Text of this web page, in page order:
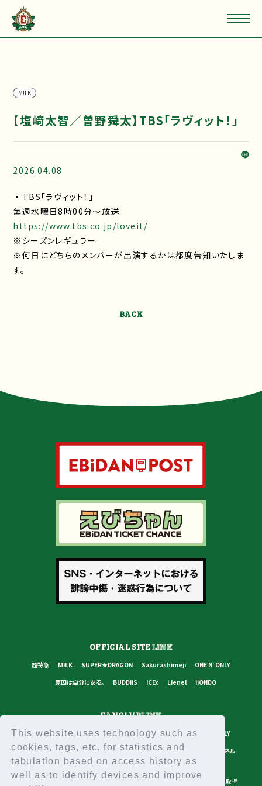
This website uses technology such as
cookies, tags, etc. for statistics and
tabulation based on access history as
well as to identify devices and improve
M!LK
【塩﨑太智／曽野舜太】TBS「ラヴィット！」
2026.04.08
▪TBS「ラヴィット！」
毎週水曜日8時00分～放送
https://www.tbs.co.jp/loveit/
※シーズンレギュラー
※何日にどちらのメンバーが出演するかは都度告知いたしま
す。
BACK
OFFICIAL SITELINK
超特急 M!LK SUPER★DRAGON Sakurashimeji
ONE N' ONLY
原因は自分にある。
BUDDiiS ICEx Lienel iiONDO
FANCLUBLINK
超特急 M!LK SUPER★DRAGON Sakurashimeji
ONE N' ONLY
原因は自分にある。
BUDDiiS ICEx Lienel スターダストチャンネル
プライバシーポリシー ご利用規約 推奨環境 ヘルプ・お問い合わせ ID取得